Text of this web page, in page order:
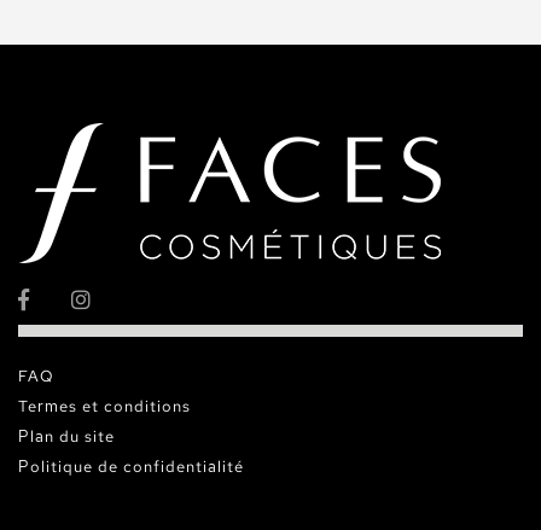
FAQ
Termes et conditions
Plan du site
Politique de confidentialité